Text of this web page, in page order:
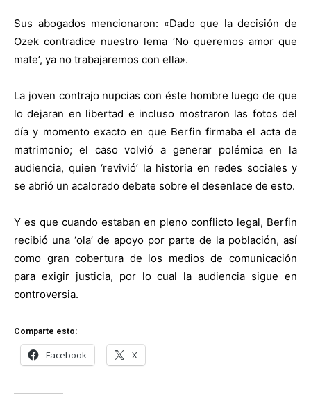
Sus abogados mencionaron: «Dado que la decisión de
Ozek contradice nuestro lema ‘No queremos amor que
mate’, ya no trabajaremos con ella».
La joven contrajo nupcias con éste hombre luego de que
lo dejaran en libertad e incluso mostraron las fotos del
día y momento exacto en que Berfin firmaba el acta de
matrimonio; el caso volvió a generar polémica en la
audiencia, quien ‘revivió’ la historia en redes sociales y
se abrió un acalorado debate sobre el desenlace de esto.
Y es que cuando estaban en pleno conflicto legal, Berfin
recibió una ‘ola’ de apoyo por parte de la población, así
como gran cobertura de los medios de comunicación
para exigir justicia, por lo cual la audiencia sigue en
controversia.
Comparte esto:
Facebook X